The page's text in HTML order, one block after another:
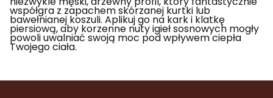
współgra z zapachem skórzanej kurtki lub
bawełnianej koszuli. Aplikuj go na kark i klatkę
piersiową, aby korzenne nuty igieł sosnowych mogły
powoli uwalniać swoją moc pod wpływem ciepła
Twojego ciała.